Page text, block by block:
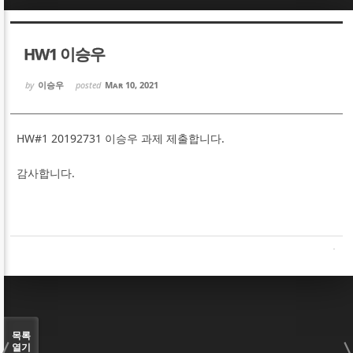
HW1 이승우
by 이승우 posted Mar 10, 2021
HW#1 20192731 이승우 과제 제출합니다.
감사합니다.
목록
열기
Sketchbook5, 스케치북5
Sketchbook5, 스케치북5
Sketchbook5, 스케치북5
Sketchbook5, 스케치북5